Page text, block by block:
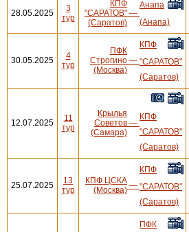
28.05.2025
3
тур
КПФ
"САРАТОВ"
(Саратов)
—
Анапа
(Анапа)
30.05.2025
4
тур
ПФК
Строгино
(Москва)
—
КПФ
"САРАТОВ"
(Саратов)
12.07.2025
11
тур
Крылья
Советов
(Самара)
—
КПФ
"САРАТОВ"
(Саратов)
25.07.2025
13
тур
КПФ ЦСКА
(Москва) —
КПФ
"САРАТОВ"
(Саратов)
ПФК